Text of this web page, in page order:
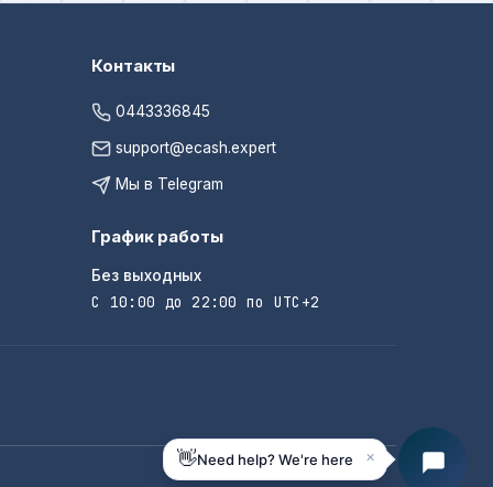
Контакты
0443336845
support@ecash.expert
Мы в Telegram
График работы
Без выходных
С 10:00 до 22:00 по UTC+2
👋Need help? We're here ×